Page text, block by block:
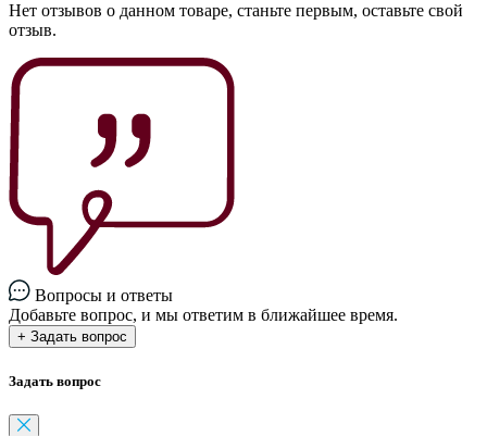
Нет отзывов о данном товаре, станьте первым, оставьте свой
отзыв.
Вопросы и ответы
Добавьте вопрос, и мы ответим в ближайшее время.
+ Задать вопрос
Задать вопрос